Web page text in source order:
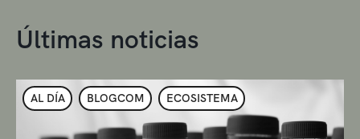
Últimas noticias
AL DÍA BLOGCOM ECOSISTEMA